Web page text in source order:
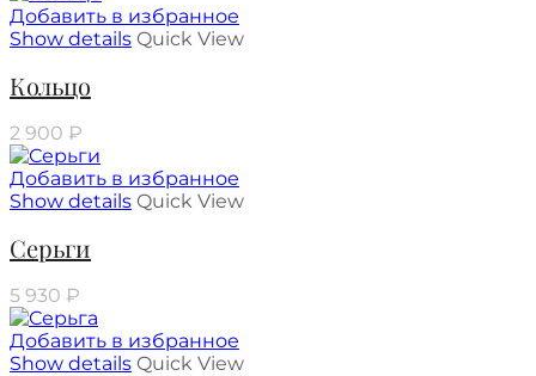
Добавить в избранное
Show details Quick View
Кольцо
2 900 ₽
Добавить в избранное
Show details Quick View
Серьги
5 930 ₽
Добавить в избранное
Show details Quick View